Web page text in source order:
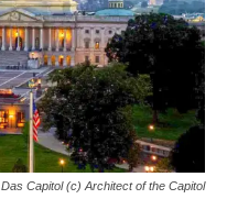
Das Capitol (c) Architect of the Capitol